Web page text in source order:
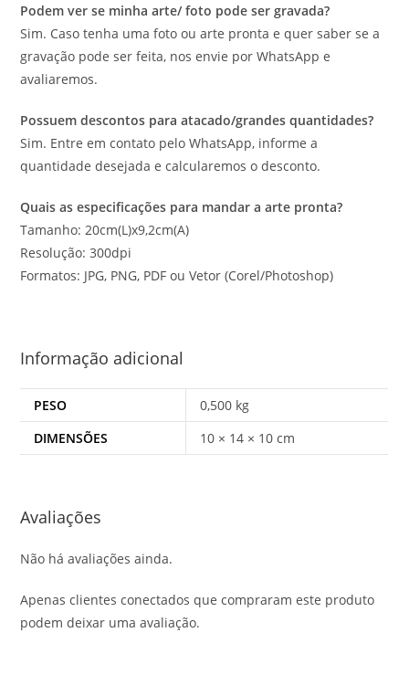
Podem ver se minha arte/ foto pode ser gravada?
Sim. Caso tenha uma foto ou arte pronta e quer saber se a
gravação pode ser feita, nos envie por WhatsApp e
avaliaremos.
Possuem descontos para atacado/grandes quantidades?
Sim. Entre em contato pelo WhatsApp, informe a
quantidade desejada e calcularemos o desconto.
Quais as especificações para mandar a arte pronta?
Tamanho: 20cm(L)x9,2cm(A)
Resolução: 300dpi
Formatos: JPG, PNG, PDF ou Vetor (Corel/Photoshop)
Informação adicional
PESO
0,500 kg
DIMENSÕES
10 × 14 × 10 cm
Avaliações
Não há avaliações ainda.
Apenas clientes conectados que compraram este produto
podem deixar uma avaliação.